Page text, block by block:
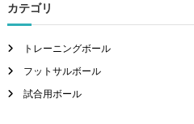
カテゴリ
トレーニングボール
フットサルボール
試合用ボール